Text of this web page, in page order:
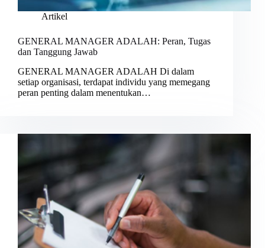
Artikel
GENERAL MANAGER ADALAH: Peran, Tugas
dan Tanggung Jawab
GENERAL MANAGER ADALAH Di dalam
setiap organisasi, terdapat individu yang memegang
peran penting dalam menentukan…